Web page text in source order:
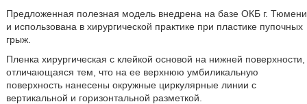
Предложенная полезная модель внедрена на базе ОКБ г. Тюмени
и использована в хирургической практике при пластике пупочных
грыж.
Пленка хирургическая с клейкой основой на нижней поверхности,
отличающаяся тем, что на ее верхнюю умбиликальную
поверхность нанесены окружные циркулярные линии с
вертикальной и горизонтальной разметкой.